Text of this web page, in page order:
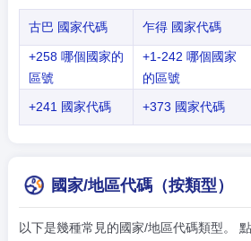
古巴 國家代碼 乍得 國家代碼
+258 哪個國家的
區號
+1-242 哪個國家
的區號
+241 國家代碼
+373 國家代碼
國家/地區代碼（按類型）
以下是幾種常見的國家/地區代碼類型。